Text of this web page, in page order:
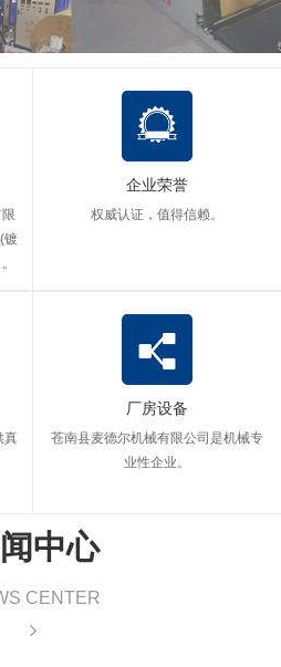
镀
企业荣誉
权威认证，值得信赖。
真
厂房设备
苍南县麦德尔机械有限公司是机械专
业性企业。
中心
CENTER